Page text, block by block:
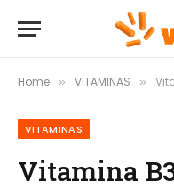
Home » VITAMINAS »
VITAMINAS
Vitamina